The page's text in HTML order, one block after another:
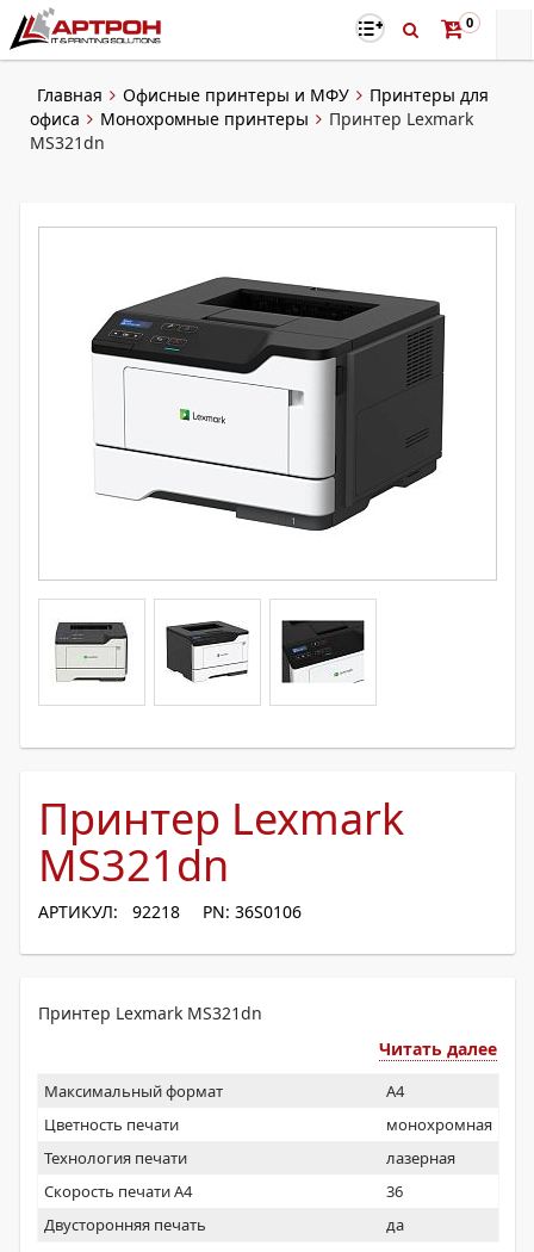
0
Главная Офисные принтеры и МФУ
Принтеры для
офиса
Монохромные принтеры
Принтер Lexmark
MS321dn
Принтер Lexmark
MS321dn
АРТИКУЛ: 92218 PN: 36S0106
Принтер Lexmark MS321dn
Читать далее
Максимальный формат
A4
Цветность печати
монохромная
Технология печати
лазерная
Скорость печати А4
36
Двусторонняя печать
да